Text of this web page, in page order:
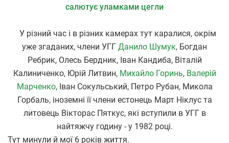
салютує уламками цегли
У різний час і в різних камерах тут каралися, окрім
уже згаданих, члени УГГ Данило Шумук, Богдан
Ребрик, Олесь Бердник, Іван Кандиба, Віталій
Калиниченко, Юрій Литвин, Михайло Горинь, Валерій
Марченко, Іван Сокульський, Петро Рубан, Микола
Горбаль, іноземні її члени естонець Март Ніклус та
литовець Вікторас Пяткус, які вступили в УГГ в
найтяжчу годину - у 1982 році.
Тут минули й мої 6 років життя.